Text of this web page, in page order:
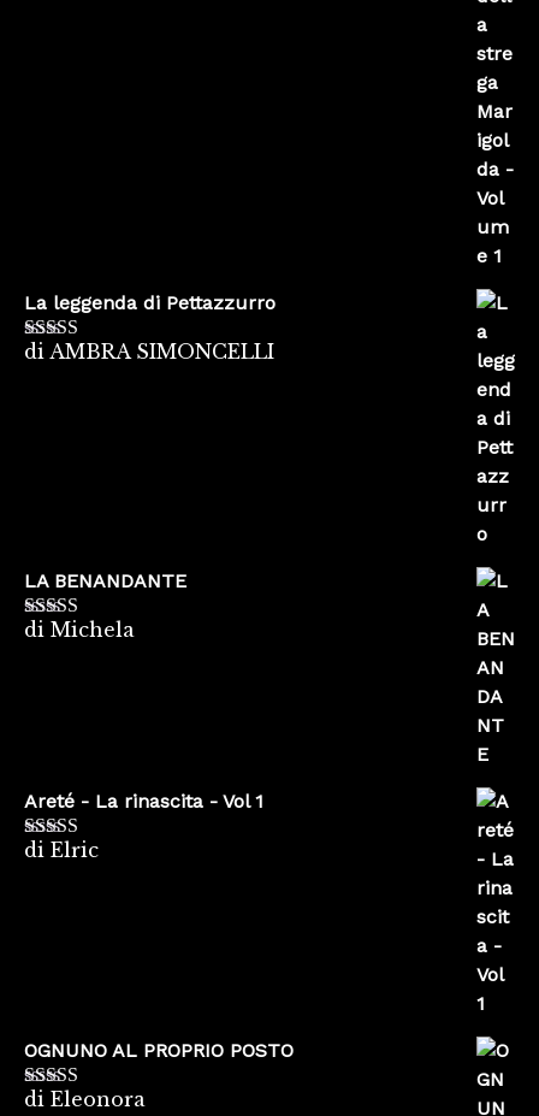
La leggenda di Pettazzurro
Valutato5su
di AMBRA SIMONCELLI
LA BENANDANTE
Valutato5su
di Michela
Areté - La rinascita - Vol 1
Valutato5
di Elric
OGNUNO AL PROPRIO POSTO
Valutato5su
di Eleonora